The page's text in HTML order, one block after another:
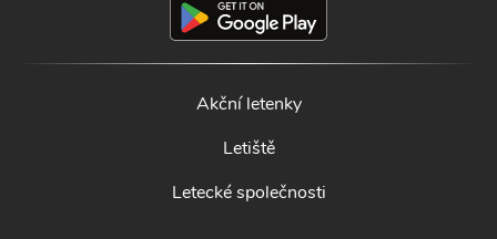
Akční letenky
Letiště
Letecké společnosti